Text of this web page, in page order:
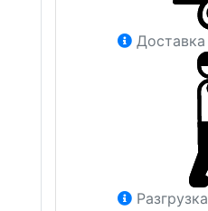
Доставка
Разгрузка